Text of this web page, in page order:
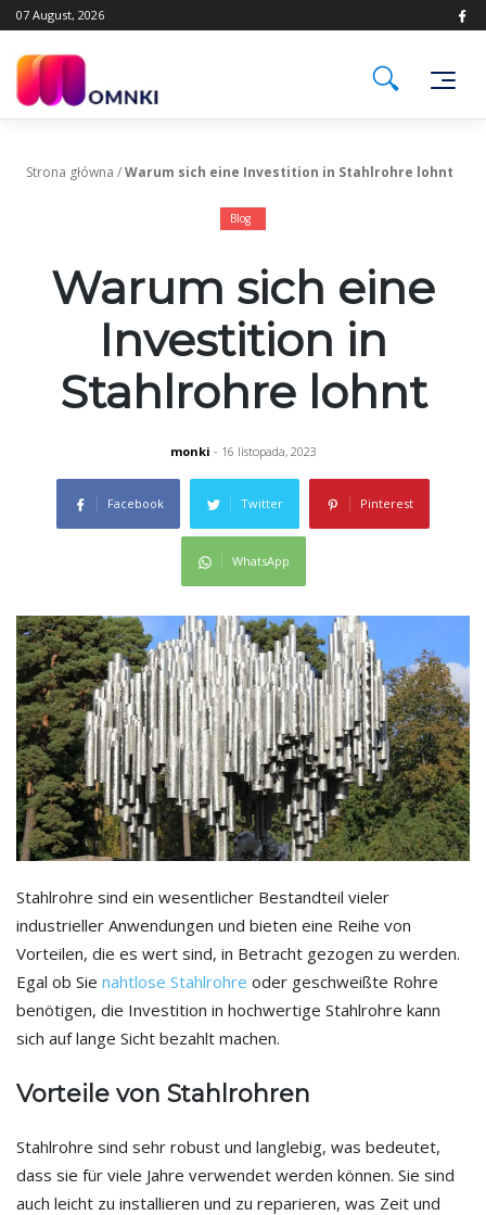
Skip
to
07 August, 2026
Strona główna /Warum sich eine Investition in Stahlrohre lohnt
Blog
Warum sich eine
Investition in
Stahlrohre lohnt
monki - 16 listopada, 2023
Facebook Twitter Pinterest
WhatsApp
Stahlrohre sind ein wesentlicher Bestandteil vieler
industrieller Anwendungen und bieten eine Reihe von
Vorteilen, die es wert sind, in Betracht gezogen zu werden.
Egal ob Sie nahtlose Stahlrohre oder geschweißte Rohre
benötigen, die Investition in hochwertige Stahlrohre kann
sich auf lange Sicht bezahlt machen.
Vorteile von Stahlrohren
Stahlrohre sind sehr robust und langlebig, was bedeutet,
dass sie für viele Jahre verwendet werden können. Sie sind
auch leicht zu installieren und zu reparieren, was Zeit und